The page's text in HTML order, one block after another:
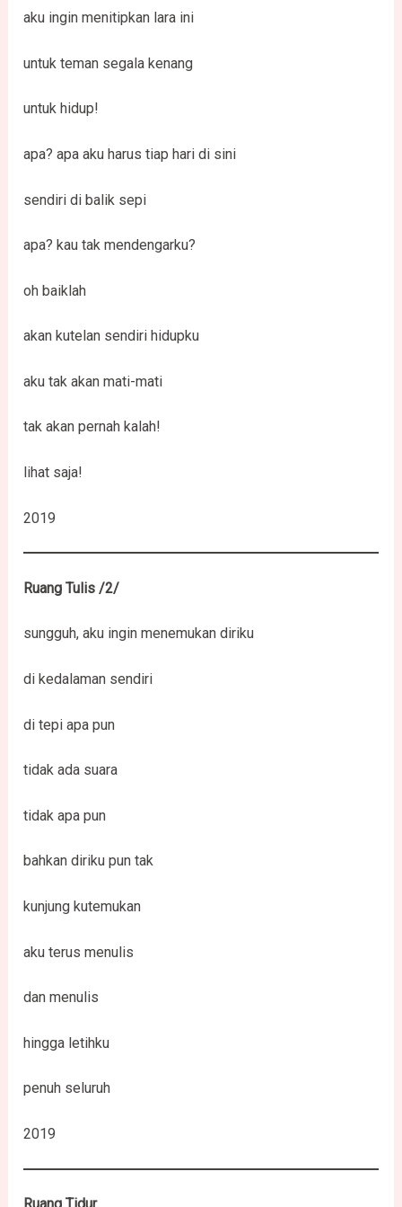
aku ingin menitipkan lara ini
untuk teman segala kenang
untuk hidup!
apa? apa aku harus tiap hari di sini
sendiri di balik sepi
apa? kau tak mendengarku?
oh baiklah
akan kutelan sendiri hidupku
aku tak akan mati-mati
tak akan pernah kalah!
lihat saja!
2019
Ruang Tulis /2/
sungguh, aku ingin menemukan diriku
di kedalaman sendiri
di tepi apa pun
tidak ada suara
tidak apa pun
bahkan diriku pun tak
kunjung kutemukan
aku terus menulis
dan menulis
hingga letihku
penuh seluruh
2019